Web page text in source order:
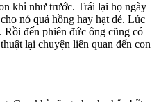
khỉ như trước. Trái lại họ ngày
nó quả hồng hay hạt dẻ. Lúc
Rồi đến phiên đức ông cũng có
lại chuyện liên quan đến con